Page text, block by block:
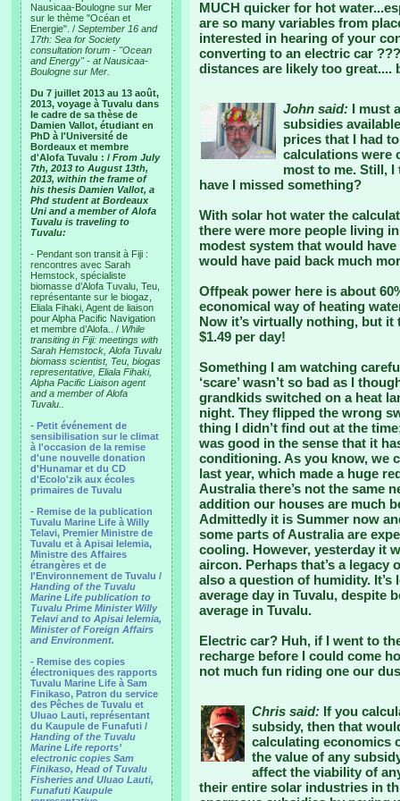
Nausicaa-Boulogne sur Mer
sur le thème "Océan et
Energie". / September 16 and
17th: Sea for Society
consultation forum - "Ocean
and Energy" - at Nausicaa-
Boulogne sur Mer.
Du 7 juillet 2013 au 13 août,
2013, voyage à Tuvalu dans
le cadre de sa thèse de
Damien Vallot, étudiant en
PhD à l'Université de
Bordeaux et membre
d'Alofa Tuvalu : / From July
7th, 2013 to August 13th,
2013, within the frame of
his thesis Damien Vallot, a
Phd student at Bordeaux
Uni and a member of Alofa
Tuvalu is traveling to
Tuvalu:
- Pendant son transit à Fiji :
rencontres avec Sarah
Hemstock, spécialiste
biomasse d’Alofa Tuvalu, Teu,
représentante sur le biogaz,
Eliala Fihaki, Agent de liaison
pour Alpha Pacific Navigation
et membre d’Alofa.. / While
transiting in Fiji: meetings with
Sarah Hemstock, Alofa Tuvalu
biomass scientist, Teu, biogas
representative, Eliala Fihaki,
Alpha Pacific Liaison agent
and a member of Alofa
Tuvalu..
- Petit événement de
sensibilisation sur le climat
à l'occasion de la remise
d'une nouvelle donation
d'Hunamar et du CD
d'Ecolo'zik aux écoles
primaires de Tuvalu
- Remise de la publication
Tuvalu Marine Life à Willy
Telavi, Premier Ministre de
Tuvalu et à Apisai Ielemia,
Ministre des Affaires
étrangères et de
l'Environnement de Tuvalu /
Handing of the Tuvalu
Marine Life publication to
Tuvalu Prime Minister Willy
Telavi and to Apisai Ielemia,
Minister of Foreign Affairs
and Environment.
- Remise des copies
électroniques des rapports
Tuvalu Marine Life à Sam
Finikaso, Patron du service
des Pêches de Tuvalu et
Uluao Lauti, représentant
du Kaupule de Funafuti /
Handing of the Tuvalu
Marine Life reports’
electronic copies Sam
Finikaso, Head of Tuvalu
Fisheries and Uluao Lauti,
Funafuti Kaupule
MUCH quicker for hot
are so many variables from
interested in hearing of your
converting to an electric car
distances are likely too great....
John said: I must
subsidies
prices that I had
calculations were
most to me. Still,
have I missed something?
With solar hot water the
there were more people living
modest system that would
would have paid back much
Offpeak power here is about
economical way of heating
Now it’s virtually nothing, but
$1.49 per day!
Something I am watching
‘scare’ wasn’t so bad as I
grandkids switched on a heat
night. They flipped the wrong
thing I didn’t find out at the
was good in the sense that it
conditioning. As you know, we
last year, which made a huge
Australia there’s not the same
addition our houses are much
Admittedly it is Summer now
some parts of Australia are
cooling. However, yesterday it
aircon. Perhaps that’s a legacy
also a question of humidity.
average day in Tuvalu, despite
average in Tuvalu.
Electric car? Huh, if I went to
recharge before I could come
not much fun riding one our
Chris said: If you
subsidy, then that
calculating economics
the value of any
affect the viability of
their entire solar industries in